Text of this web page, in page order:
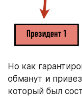
Но как
обманут и
который был